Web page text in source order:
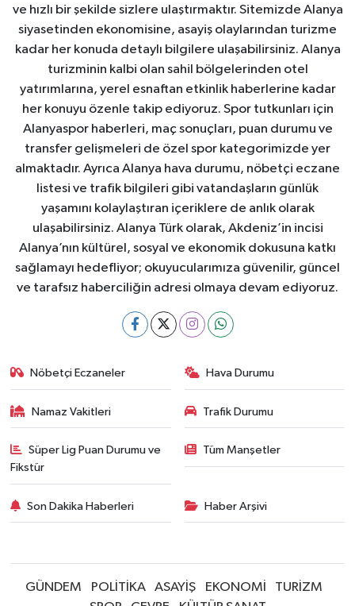
ve hızlı bir şekilde sizlere ulaştırmaktır. Sitemizde Alanya
siyasetinden ekonomisine, asayiş olaylarından turizme
kadar her konuda detaylı bilgilere ulaşabilirsiniz. Alanya
turizminin kalbi olan sahil bölgelerinden otel
yatırımlarına, yerel esnaftan etkinlik haberlerine kadar
her konuyu özenle takip ediyoruz. Spor tutkunları için
Alanyaspor haberleri, maç sonuçları, puan durumu ve
transfer gelişmeleri de özel spor kategorimizde yer
almaktadır. Ayrıca Alanya hava durumu, nöbetçi eczane
listesi ve trafik bilgileri gibi vatandaşların günlük
yaşamını kolaylaştıran içeriklere de anlık olarak
ulaşabilirsiniz. Alanya Türk olarak, Akdeniz’in incisi
Alanya’nın kültürel, sosyal ve ekonomik dokusuna katkı
sağlamayı hedefliyor; okuyucularımıza güvenilir, güncel
ve tarafsız haberciliğin adresi olmaya devam ediyoruz.
Nöbetçi Eczaneler Hava Durumu
Namaz Vakitleri Trafik Durumu
Süper Lig Puan Durumu ve
Fikstür
Tüm Manşetler
Son Dakika Haberleri Haber Arşivi
GÜNDEM POLİTİKA ASAYİŞ EKONOMİ
TURİZM